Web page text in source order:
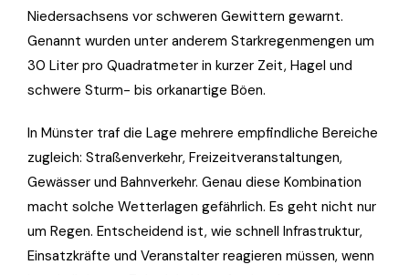
Niedersachsens vor schweren Gewittern gewarnt.
Genannt wurden unter anderem Starkregenmengen um
30 Liter pro Quadratmeter in kurzer Zeit, Hagel und
schwere Sturm- bis orkanartige Böen.
In Münster traf die Lage mehrere empfindliche Bereiche
zugleich: Straßenverkehr, Freizeitveranstaltungen,
Gewässer und Bahnverkehr. Genau diese Kombination
macht solche Wetterlagen gefährlich. Es geht nicht nur
um Regen. Entscheidend ist, wie schnell Infrastruktur,
Einsatzkräfte und Veranstalter reagieren müssen, wenn